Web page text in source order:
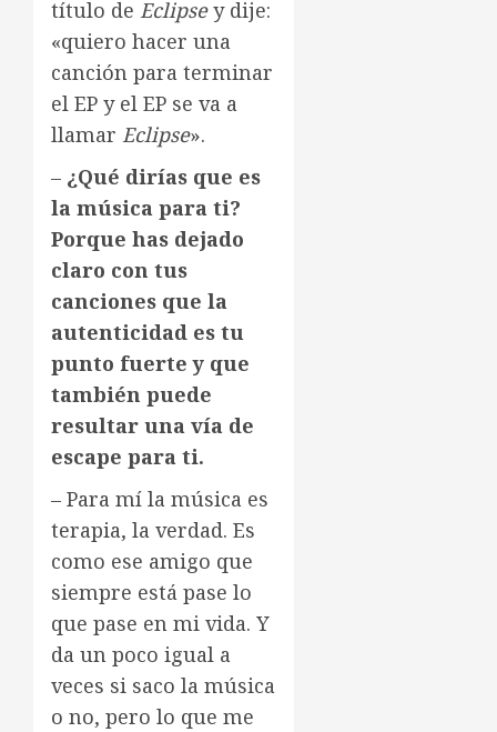
título de Eclipsey dije:
«quiero hacer una
canción para terminar
el EP y el EP se va a
llamar Eclipse».
– ¿Qué dirías que es
la música para ti?
Porque has dejado
claro con tus
canciones que la
autenticidad es tu
punto fuerte y que
también puede
resultar una vía de
escape para ti.
– Para mí la música es
terapia, la verdad. Es
como ese amigo que
siempre está pase lo
que pase en mi vida. Y
da un poco igual a
veces si saco la música
o no, pero lo que me